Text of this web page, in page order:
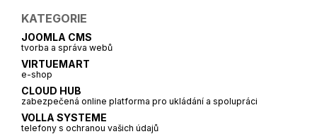
KATEGORIE
JOOMLA CMS
tvorba a správa webů
VIRTUEMART
e-shop
CLOUD HUB
zabezpečená online platforma pro ukládání a spolupráci
VOLLA SYSTEME
telefony s ochranou vašich údajů